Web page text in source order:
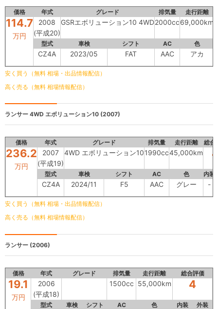
価格 年式 グレード 排気量 走行距離
114.7
万円
2008
(平成20)
GSRエボリューション10 4WD2000cc69,000km
型式 車検 シフト AC 色
CZ4A 2023/05 FAT AAC アカ
安く買う（無料 相場・出品情報配信）
高く売る（無料 相場情報配信）
ランサー 4WD エボリューション10 (2007)
価格 年式 グレード 排気量 走行距離 総合
236.2
万円
2007
(平成19)
4WD エボリューション101990cc45,000km
型式 車検 シフト AC 色 内装
CZ4A 2024/11 F5 AAC グレー -
安く買う（無料 相場・出品情報配信）
高く売る（無料 相場情報配信）
ランサー (2006)
価格 年式 グレード 排気量 走行距離 総合評価
19.1
万円
2006
(平成18)
1500cc 55,000km 4
型式 車検 シフト AC 色 内装 外装